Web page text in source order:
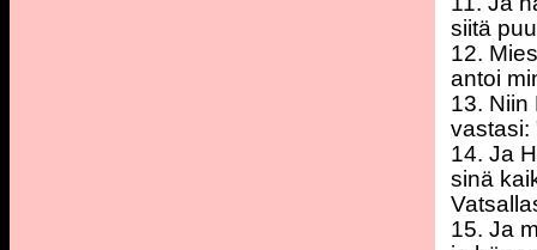
siitä
12.
antoi
13. Niin
vastasi:
14. Ja
sinä
15. Ja